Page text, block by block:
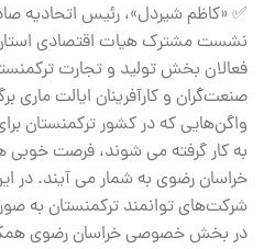
✅ «کاظم شیردل»، رئیس اتحادیه
نشست مشترک هیات اقتصادی
فعالان بخش تولید و تجارت
صنعت‌گران و کارآفرینان ایالت ماری
واگن‌هایی که در کشور ترکمنستان
به کار گرفته می شوند، فرصت
خراسان رضوی به شمار می آیند. در
شرکت‌های توانمند ترکمنستان به
در بخش خصوصی خراسان رضوی